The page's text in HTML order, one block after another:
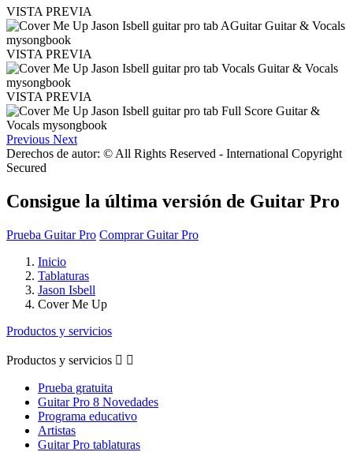
VISTA PREVIA
VISTA PREVIA
VISTA PREVIA
Previous Next
Derechos de autor: © All Rights Reserved - International Copyright
Secured
Consigue la última versión de Guitar Pro
Prueba Guitar Pro Comprar Guitar Pro
Inicio
Tablaturas
Jason Isbell
Cover Me Up
Productos y servicios
Productos y servicios  
Prueba gratuita
Guitar Pro 8 Novedades
Programa educativo
Artistas
Guitar Pro tablaturas